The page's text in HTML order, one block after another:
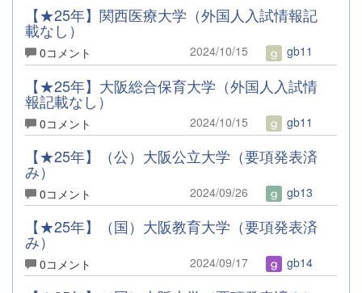
【★25年】関西医療大学（外国人入試情報記
載なし）
0コメント 2024/10/15 gb11
【★25年】大阪総合保育大学（外国人入試情
報記載なし）
0コメント 2024/10/15 gb11
【★25年】（公）大阪公立大学（要項発表済
み）
0コメント 2024/09/26 gb13
【★25年】（国）大阪教育大学（要項発表済
み）
0コメント 2024/09/17 gb14